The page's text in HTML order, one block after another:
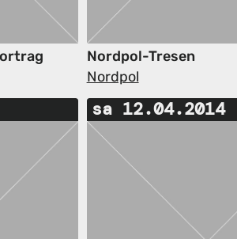
Nordpol-Tresen
Nordpol
sa 12.04.2014